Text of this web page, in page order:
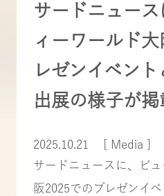
サードニュー
ィーワールド
レゼンイベン
出展の様子が
2025.10.21
[ Media ]
サードニュースに、ビ
阪2025でのプレゼンイ